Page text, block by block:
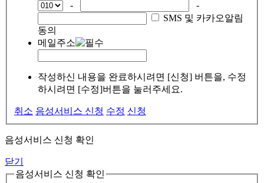
-
-
SMS 및 카카오알림
동의
메일주소
작성하신 내용을 완료하시려면 [신청] 버튼을, 수정
하시려면 [수정]버튼을 눌러주세요.
취소 음성서비스 신청 수정 신청
음성서비스 신청 확인
닫기
음성서비스 신청 확인